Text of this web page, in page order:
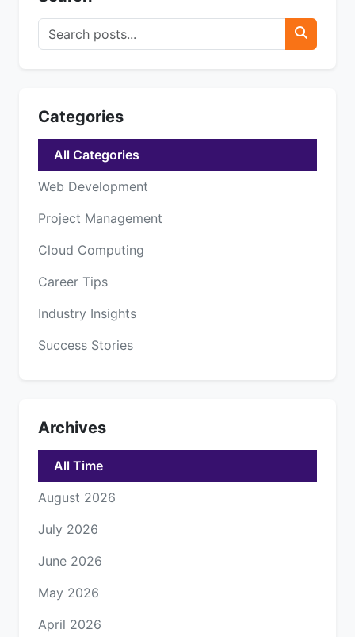
Categories
All Categories
Web Development
Project Management
Cloud Computing
Career Tips
Industry Insights
Success Stories
Archives
All Time
August 2026
July 2026
June 2026
May 2026
April 2026